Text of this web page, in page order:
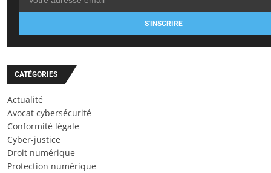
S'INSCRIRE
CATÉGORIES
Actualité
Avocat cybersécurité
Conformité légale
Cyber-justice
Droit numérique
Protection numérique